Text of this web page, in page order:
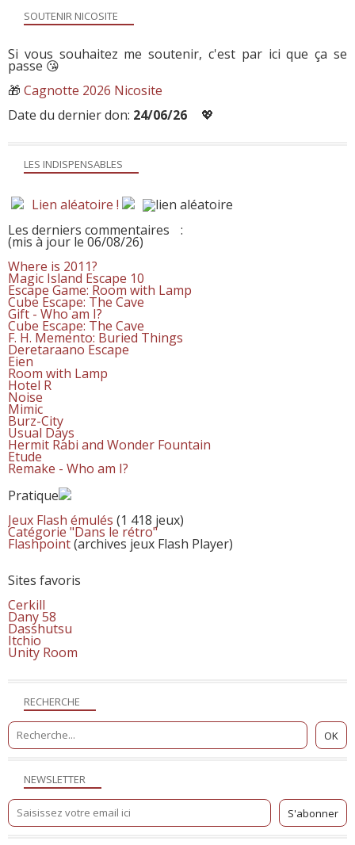
NEWSLETTER
RECHERCHE
LES INDISPENSABLES
Lien aléatoire !
Les derniers commentaires
:
(mis à jour le 06/08/26)
Where is 2011?
Magic Island Escape 10
Escape Game: Room with Lamp
Cube Escape: The Cave
Gift - Who am I?
Cube Escape: The Cave
F. H. Memento: Buried Things
Deretaraano Escape
Eien
Room with Lamp
Hotel R
Noise
Mimic
Burz-City
Usual Days
Hermit Rabi and Wonder Fountain
Etude
Remake - Who am I?
Pratique
Jeux Flash émulés (1 418 jeux)
Catégorie "Dans le rétro"
Flashpoint(archives jeux Flash Player)
Sites favoris
Cerkill
Dany 58
Dasshutsu
Itchio
Unity Room
SOUTENIR NICOSITE
Si vous souhaitez me soutenir, c'est par ici que ça se
passe 😘
🎁 Cagnotte 2026 Nicosite
Date du dernier don: 24/06/26 💖